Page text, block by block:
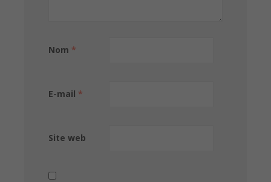
Nom *
E-mail *
Site web